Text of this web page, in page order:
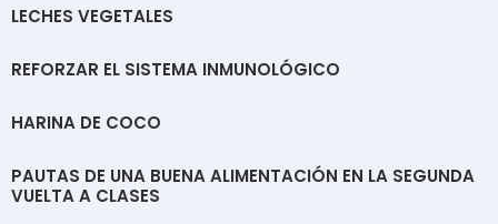
LECHES VEGETALES
REFORZAR EL SISTEMA INMUNOLÓGICO
HARINA DE COCO
PAUTAS DE UNA BUENA ALIMENTACIÓN EN LA SEGUNDA
VUELTA A CLASES